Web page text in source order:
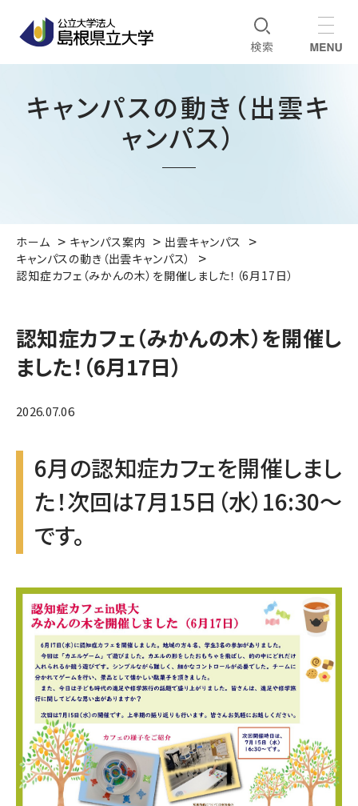
キャンパスの動き（出雲キ
ャンパス）
ホーム キャンパス案内
出雲キャンパス
キャンパスの動き（出雲キャンパス）
認知症カフェ（みかんの木）を開催しました！（6月17日）
認知症カフェ（みかんの木）を開催し
ました！（6月17日）
2026.07.06
6月の認知症カフェを開催しまし
た！次回は7月15日（水）16:30～
です。